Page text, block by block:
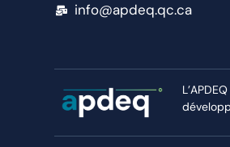
info@apdeq.qc.ca